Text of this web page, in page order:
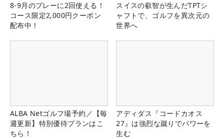
8-9月のプレーに2回使える！
コース限定2,000円クーポン
配布中！
スイスの叡智が生んだTPTシ
ャフトで、ゴルフを異次元の
世界へ
ALBA Netゴルフ場予約／【毎
週更新】特別優待プランはこ
ちら！
アディダス『コードカオス
27』は強烈な蹴りでパワーを
生む